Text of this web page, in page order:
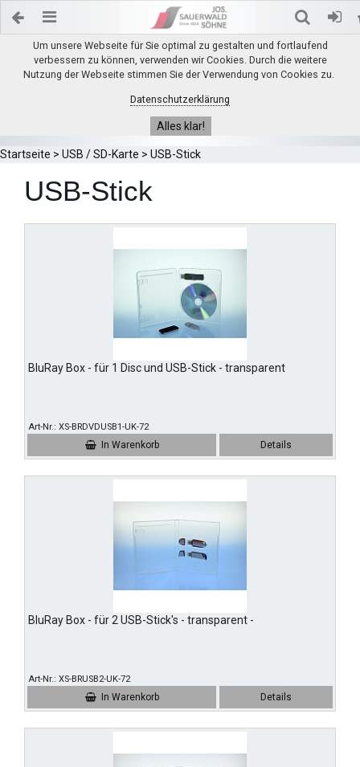
Um unsere Webseite für Sie optimal zu gestalten und fortlaufend
verbessern zu können, verwenden wir Cookies. Durch die weitere
Nutzung der Webseite stimmen Sie der Verwendung von Cookies zu.
Datenschutzerklärung
Alles klar!
Startseite > USB / SD-Karte > USB-Stick
USB-Stick
BluRay Box - für 1 Disc und USB-Stick - transparent
Art-Nr. XS-BRDVDUSB1-UK-72
In Warenkorb Details
BluRay Box - für 2 USB-Stick's - transparent -
Art-Nr. XS-BRUSB2-UK-72
In Warenkorb Details